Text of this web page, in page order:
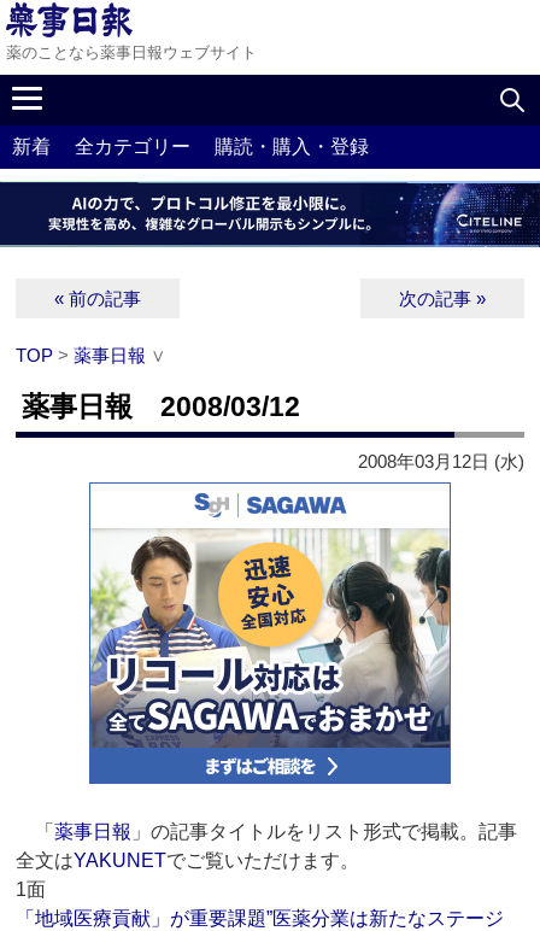
薬のことなら薬事日報ウェブサイト
新着 全カテゴリー 購読・購入・登録
« 前の記事 次の記事 »
TOP >薬事日報 ∨
薬事日報 2008/03/12
2008年03月12日 (水)
「薬事日報 」の記事タイトルをリスト形式で掲載。記事
全文はYAKUNETでご覧いただけます。
1面
「地域医療貢献」が重要課題”医薬分業は新たなステージ